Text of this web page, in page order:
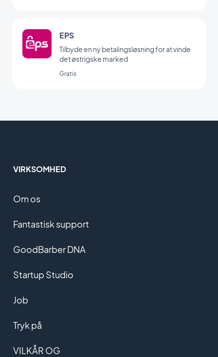
EPS
Tilbyde en ny betalingsløsning for at vinde
det østrigske marked
Gratis
VIRKSOMHED
Om os
Fantastisk support
GoodBarber DNA
Startup Studio
Job
Tryk på
VILKÅR OG